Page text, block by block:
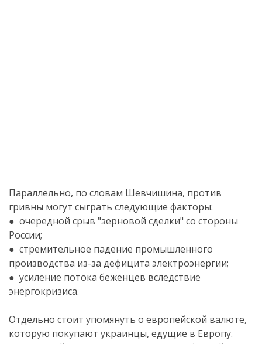
Параллельно, по словам Шевчишина, против
гривны могут сыграть следующие факторы:
● очередной срыв "зерновой сделки" со стороны
России;
● стремительное падение промышленного
производства из-за дефицита электроэнергии;
● усиление потока беженцев вследствие
энергокризиса.
Отдельно стоит упомянуть о европейской валюте,
которую покупают украинцы, едущие в Европу.